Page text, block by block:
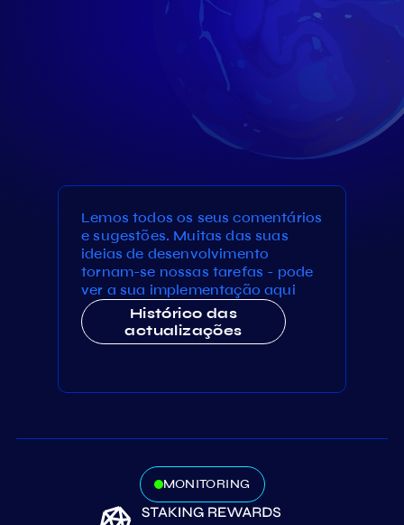
Lemos todos os seus comentários
e sugestões. Muitas das suas
ideias de desenvolvimento
tornam-se nossas tarefas - pode
ver a sua implementação aqui
Histórico das
actualizações
MONITORING